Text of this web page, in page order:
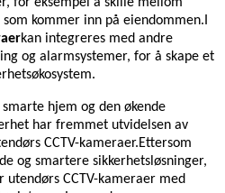
kommer inn på eiendommen.I
kan integreres med andre
og alarmsystemer, for å skape et
hjem og den økende
har fremmet utvidelsen av
CCTV-kameraer.Ettersom
og smartere sikkerhetsløsninger,
CCTV-kameraer med